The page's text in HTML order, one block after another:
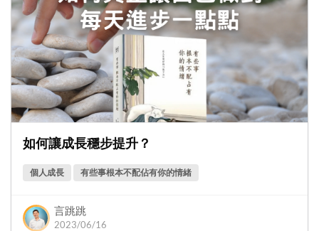
如何讓成長穩步提升？
個人成長 有些事根本不配佔有你的情緒
言跳跳
2023/06/16